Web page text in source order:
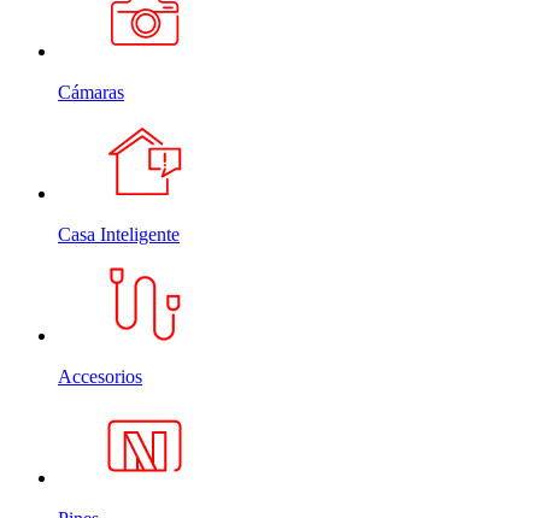
Cámaras
Casa Inteligente
Accesorios